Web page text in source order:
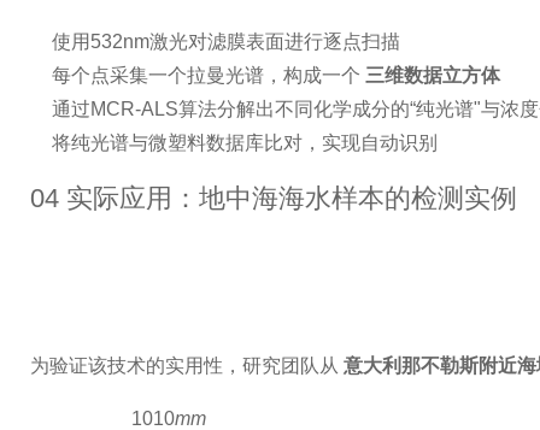
使用532nm激光对滤膜表面进行逐点扫描
每个点采集一个拉曼光谱，构成一个 三维数据立方体
通过MCR-ALS算法分解出不同化学成分的“纯光谱"与浓
将纯光谱与微塑料数据库比对，实现自动识别
04 实际应用：地中海海水样本的检测实例
为验证该技术的实用性，研究团队从 意大利那不勒斯附近海
1010mm